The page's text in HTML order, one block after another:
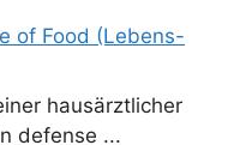
of Food (Lebens-
hausärztlicher
defense ...